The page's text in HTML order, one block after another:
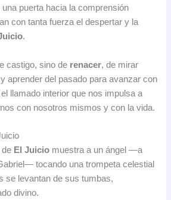
puerta hacia la comprensión
con tanta fuerza el despertar y la
.
castigo, sino de renacer, de mirar
aprender del pasado para avanzar con
llamado interior que nos impulsa a
con nosotros mismos y con la vida.
de El Juicio muestra a un ángel —a
tocando una trompeta celestial
se levantan de sus tumbas,
divino.